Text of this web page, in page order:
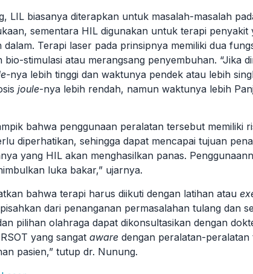
LIL biasanya diterapkan untuk masalah-masalah
sementara HIL digunakan untuk terapi penyakit
Terapi laser pada prinsipnya memiliki dua
stimulasi atau merangsang penyembuhan. “Jika
nya lebih tinggi dan waktunya pendek atau lebih
joule-nya lebih rendah, namun waktunya lebih
bahwa penggunaan peralatan tersebut memiliki
diperhatikan, sehingga dapat mencapai tujuan
yang HIL akan menghasilkan panas.
luka bakar,” ujarnya.
bahwa terapi harus diikuti dengan latihan atau
dari penanganan permasalahan tulang dan
pilihan olahraga dapat dikonsultasikan dengan
yang sangat aware dengan peralatan-
pasien,” tutup dr. Nunung.